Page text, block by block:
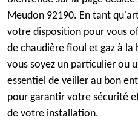
Meudon 92190. En tant
votre disposition pour vous
de chaudière fioul et gaz à
vous soyez un particulier ou
essentiel de veiller au bon
pour garantir votre sécurité
de votre installation.